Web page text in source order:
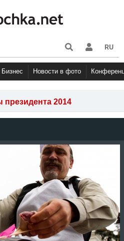
RU
Бизнес Новости в фото
2014